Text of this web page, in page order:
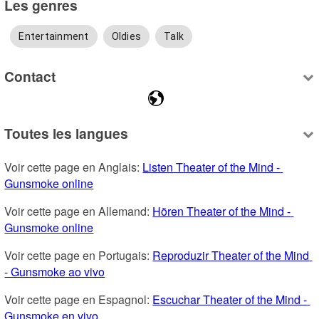
Les genres
Entertainment Oldies Talk
Contact
Toutes les langues
Voir cette page en Anglais: Listen Theater of the Mind -
Gunsmoke online
Voir cette page en Allemand: Hören Theater of the Mind -
Gunsmoke online
Voir cette page en Portugais: Reproduzir Theater of the Mind
- Gunsmoke ao vivo
Voir cette page en Espagnol: Escuchar Theater of the Mind -
Gunsmoke en vivo